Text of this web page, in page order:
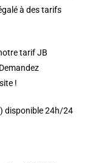
à des tarifs
tarif JB
!
disponible 24h/24